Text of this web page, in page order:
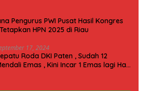
Pengurus PWI Pusat Hasil Kongres
HPN 2025 di Riau
17, 2024
Roda DKI Paten , Sudah 12
Emas , Kini Incar 1 Emas lagi Hari